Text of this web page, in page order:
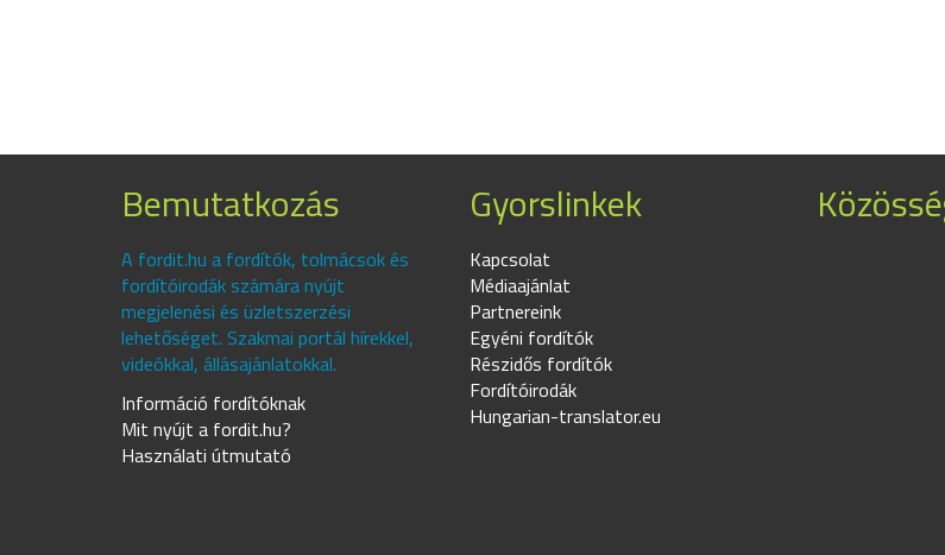
Bemutatkozás
A fordit.hu a fordítók, tolmácsok és
fordítóirodák számára nyújt
megjelenési és üzletszerzési
lehetőséget. Szakmai portál hírekkel,
videókkal, állásajánlatokkal.
Információ fordítóknak
Mit nyújt a fordit.hu?
Használati útmutató
Gyorslinkek
Kapcsolat
Médiaajánlat
Partnereink
Egyéni fordítók
Részidős fordítók
Fordítóirodák
Hungarian-translator.eu